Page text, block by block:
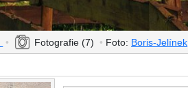
• Fotografie (7) • Foto: Boris-Jelínek